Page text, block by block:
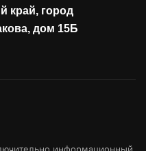
край, город
дом 15Б